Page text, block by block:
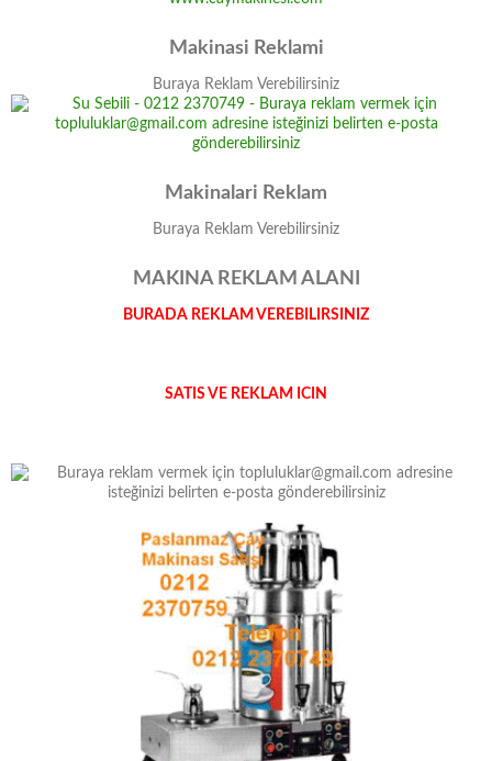
Makinasi Reklami
Buraya Reklam Verebilirsiniz
Makinalari Reklam
Buraya Reklam Verebilirsiniz
MAKINA REKLAM ALANI
BURADA REKLAM VEREBILIRSINIZ
SATIS VE REKLAM ICIN